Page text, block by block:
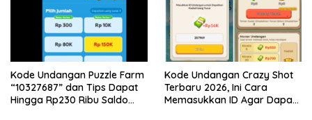
Kode Undangan Puzzle Farm
“10327687” dan Tips Dapat
Hingga Rp230 Ribu Saldo
Kode Undangan Crazy Shot
Terbaru 2026, Ini Cara
Memasukkan ID Agar Dapat